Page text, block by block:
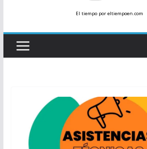
El tiempopor eltiempoen.com